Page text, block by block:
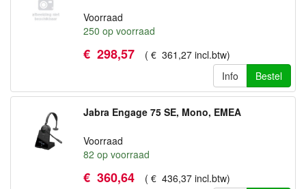
Voorraad
250 op voorraad
€ 298,57 ( € 361 ,27 incl.btw)
Info
Bestel
Jabra Engage 75 SE, Mono, EMEA
Voorraad
82 op voorraad
€ 360,64 ( € 436,37 incl.btw)